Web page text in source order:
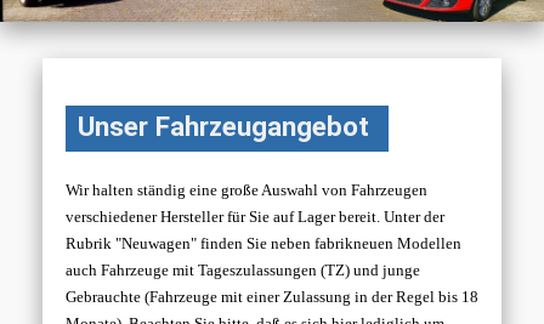
Unser Fahrzeugangebot
Wir halten ständig eine große Auswahl von Fahrzeugen
verschiedener Hersteller für Sie auf Lager bereit. Unter der
Rubrik "Neuwagen" finden Sie neben fabrikneuen Modellen
auch Fahrzeuge mit Tageszulassungen (TZ) und junge
Gebrauchte (Fahrzeuge mit einer Zulassung in der Regel bis 18